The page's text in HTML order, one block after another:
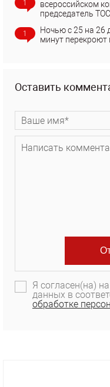
1
всероссийском
председатель
1
Ночью с 25 на 26
минут перекроют
Оставить
Я согласен(на)
данных в
обработке